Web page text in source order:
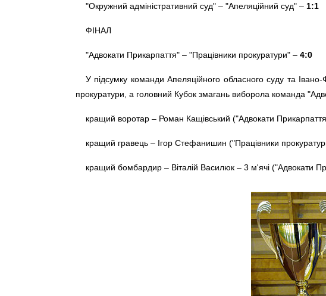
"Окружний адміністративний суд" – "Апеляційний суд" – 1:1
ФІНАЛ
"Адвокати Прикарпаття" – "Працівники прокуратури" – 4:0
У підсумку команди Апеляційного обласного суду та Івано-
прокуратури, а головний Кубок змагань виборола команда
кращий воротар – Роман Кащівський ("Адвокати
кращий гравець – Ігор Стефанишин ("Працівники
кращий бомбардир – Віталій Василюк – 3 м'ячі ("Адвокати